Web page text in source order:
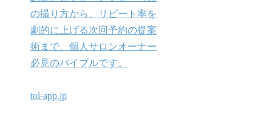
の撮り方から、リピート率を
劇的に上げる次回予約の提案
術まで、個人サロンオーナー
必見のバイブルです。
tol-app.jp